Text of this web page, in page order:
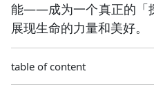
能——成为一个真正的「
展现生命的力量和美好。
table of content